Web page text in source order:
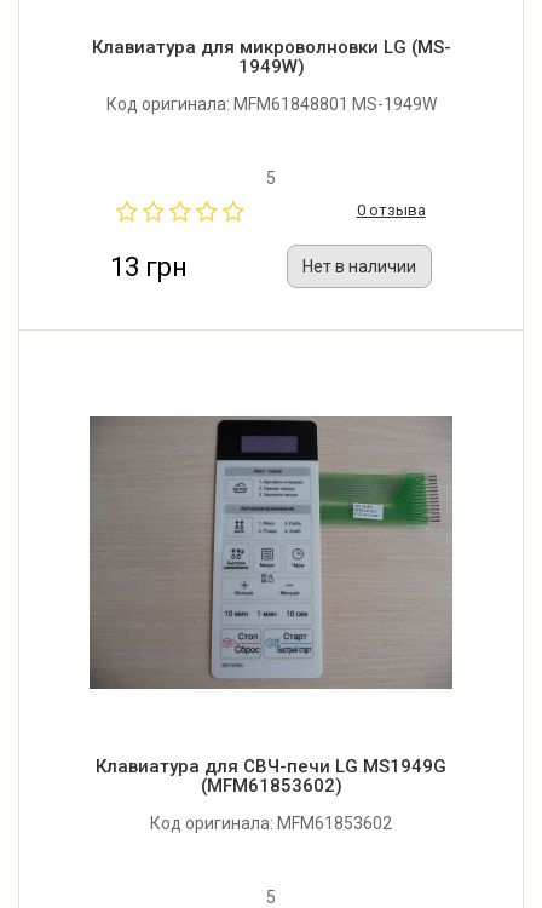
Клавиатура для микроволновки LG (MS-
1949W)
Код оригинала: MFM61848801 MS-1949W
5
0 отзыва
13 грн Нет в наличии
Клавиатура для СВЧ-печи LG MS1949G
(MFM61853602)
Код оригинала: MFM61853602
5